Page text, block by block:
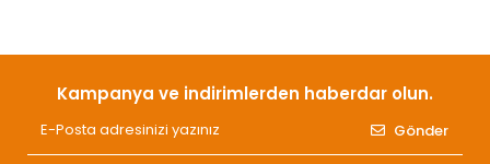
Kampanya ve indirimlerden haberdar olun.
Gönder